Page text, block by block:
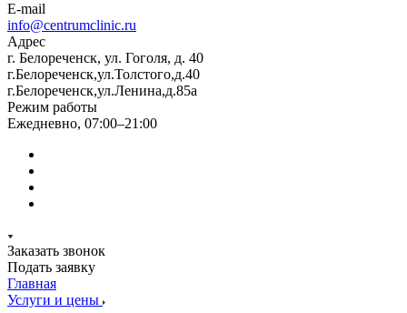
E-mail
info@centrumclinic.ru
Адрес
г. Белореченск, ул. Гоголя, д. 40
г.Белореченск,ул.Толстого,д.40
г.Белореченск,ул.Ленина,д.85а
Режим работы
Ежедневно, 07:00–21:00
Заказать звонок
Подать заявку
Главная
Услуги и цены